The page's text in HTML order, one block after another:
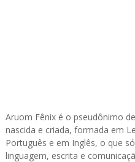
Aruom Fênix é o pseudônimo
nascida e criada, formada em
Português e em Inglês, o que
linguagem, escrita e